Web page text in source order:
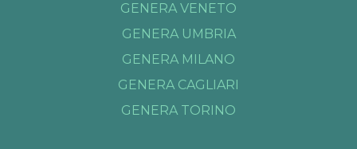
GENERA VENETO
GENERA UMBRIA
GENERA MILANO
GENERA CAGLIARI
GENERA TORINO